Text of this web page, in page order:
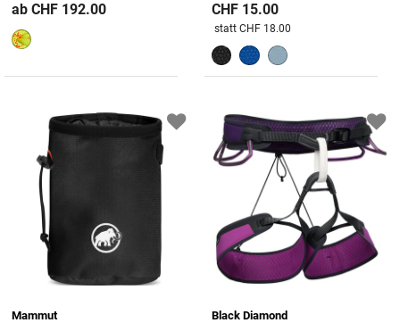
ab CHF 192.00 CHF 15.00
Preis reduziert von
statt CHF 18.00
Mammut
Black Diamond